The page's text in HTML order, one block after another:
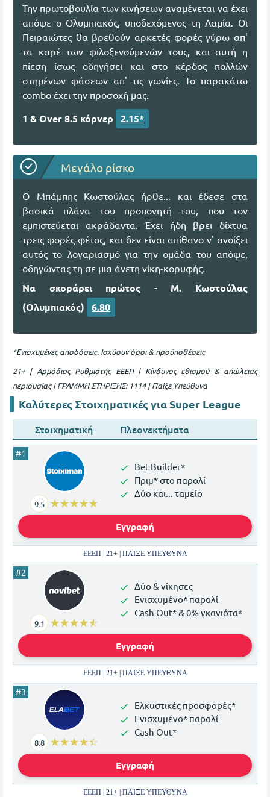
Την πρωτοβουλία των κινήσεων αναμένεται να έχει
απόψε ο Ολυμπιακός, υποδεχόμενος τη Λαμία. Οι
Πειραιώτες θα βρεθούν αρκετές φορές γύρω απ'
τα καρέ των φιλοξενούμενών τους, και αυτή η
πίεση ίσως οδηγήσει και στο κέρδος πολλών
στημένων φάσεων απ' τις γωνίες. Το παρακάτω
combo έχει την προσοχή μας.
1 & Over 8.5 κόρνερ 2.15*
Μεγάλο ρίσκο
Ο Μπάμπης Κωστούλας ήρθε... και έδεσε στα
βασικά πλάνα του προπονητή του, που τον
εμπιστεύεται ακράδαντα. Έχει ήδη βρει δίχτυα
τρεις φορές φέτος, και δεν είναι απίθανο ν' ανοίξει
αυτός το λογαριασμό για την ομάδα του απόψε,
οδηγώντας τη σε μια άνετη νίκη-κορυφής.
Να σκοράρει πρώτος - Μ. Κωστούλας
(Ολυμπιακός)
6.80
*Ενισχυμένες αποδόσεις. Ισχύουν όροι & προϋποθέσεις
21+ | Αρμόδιος Ρυθμιστής ΕΕΕΠ | Κίνδυνος εθισμού & απώλειας
περιουσίας | ΓΡΑΜΜΗ ΣΤΗΡΙΞΗΣ: 1114 | Παίξε Υπεύθυνα
Καλύτερες Στοιχηματικές για Super League
Στοιχηματική Πλεονεκτήματα
9.5 ☆☆☆☆☆
★★★★★
Bet Builder*
Πριμ* στο παρολί
Δύο και... ταμείο
Εγγραφή
ΕΕΕΠ | 21+ | ΠΑΙΞΕ ΥΠΕΥΘΥΝΑ
9.1 ☆☆☆☆☆
★★★★★
Δύο & νίκησες
Ενισχυμένο* παρολί
Cash Out* & 0% γκανιότα*
Εγγραφή
ΕΕΕΠ | 21+ | ΠΑΙΞΕ ΥΠΕΥΘΥΝΑ
8.8 ☆☆☆☆☆
★★★★★
Ελκυστικές προσφορές*
Ενισχυμένο* παρολί
Cash Out*
Εγγραφή
ΕΕΕΠ | 21+ | ΠΑΙΞΕ ΥΠΕΥΘΥΝΑ